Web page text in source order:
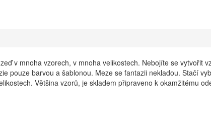
v mnoha vzorech, v mnoha velikostech. Nebojíte se vytvořit
pouze barvou a šablonou. Meze se fantazii nekladou. Stačí
Většina vzorů, je skladem připraveno k okamžitému